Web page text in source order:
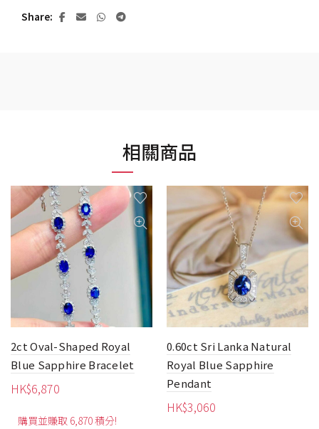
Share
相關商品
2ct Oval-Shaped Royal
Blue Sapphire Bracelet
HK$6,870
購買並賺取 6,870 積分!
0.60ct Sri Lanka Natural
Royal Blue Sapphire
Pendant
HK$3,060